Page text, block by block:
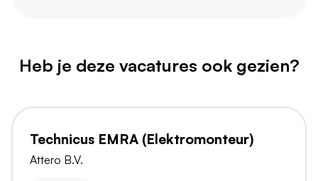
Heb je deze vacatures ook gezien?
Technicus EMRA (Elektromonteur)
Attero B.V.